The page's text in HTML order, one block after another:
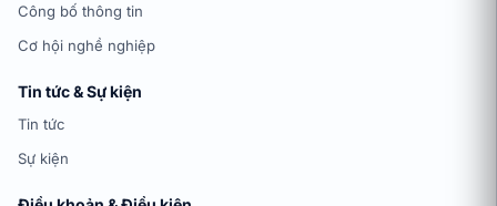
Công bố thông tin
Cơ hội nghề nghiệp
Tin tức & Sự kiện
Tin tức
Sự kiện